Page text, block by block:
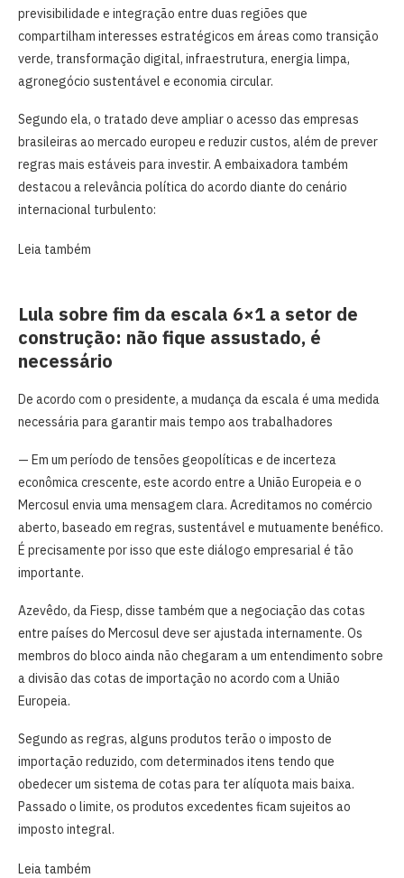
previsibilidade e integração entre duas regiões que
compartilham interesses estratégicos em áreas como transição
verde, transformação digital, infraestrutura, energia limpa,
agronegócio sustentável e economia circular.
Segundo ela, o tratado deve ampliar o acesso das empresas
brasileiras ao mercado europeu e reduzir custos, além de prever
regras mais estáveis para investir. A embaixadora também
destacou a relevância política do acordo diante do cenário
internacional turbulento:
Leia também
Lula sobre fim da escala 6×1 a setor de
construção: não fique assustado, é
necessário
De acordo com o presidente, a mudança da escala é uma medida
necessária para garantir mais tempo aos trabalhadores
— Em um período de tensões geopolíticas e de incerteza
econômica crescente, este acordo entre a União Europeia e o
Mercosul envia uma mensagem clara. Acreditamos no comércio
aberto, baseado em regras, sustentável e mutuamente benéfico.
É precisamente por isso que este diálogo empresarial é tão
importante.
Azevêdo, da Fiesp, disse também que a negociação das cotas
entre países do Mercosul deve ser ajustada internamente. Os
membros do bloco ainda não chegaram a um entendimento sobre
a divisão das cotas de importação no acordo com a União
Europeia.
Segundo as regras, alguns produtos terão o imposto de
importação reduzido, com determinados itens tendo que
obedecer um sistema de cotas para ter alíquota mais baixa.
Passado o limite, os produtos excedentes ficam sujeitos ao
imposto integral.
Leia também